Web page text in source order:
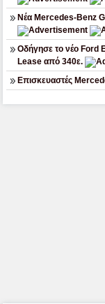
Νέα Mercedes-Benz
Οδήγησε το νέο Ford
Lease από 340ε.
Επισκευαστές